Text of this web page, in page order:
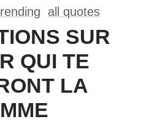
all quotes
SUR
QUI TE
LA